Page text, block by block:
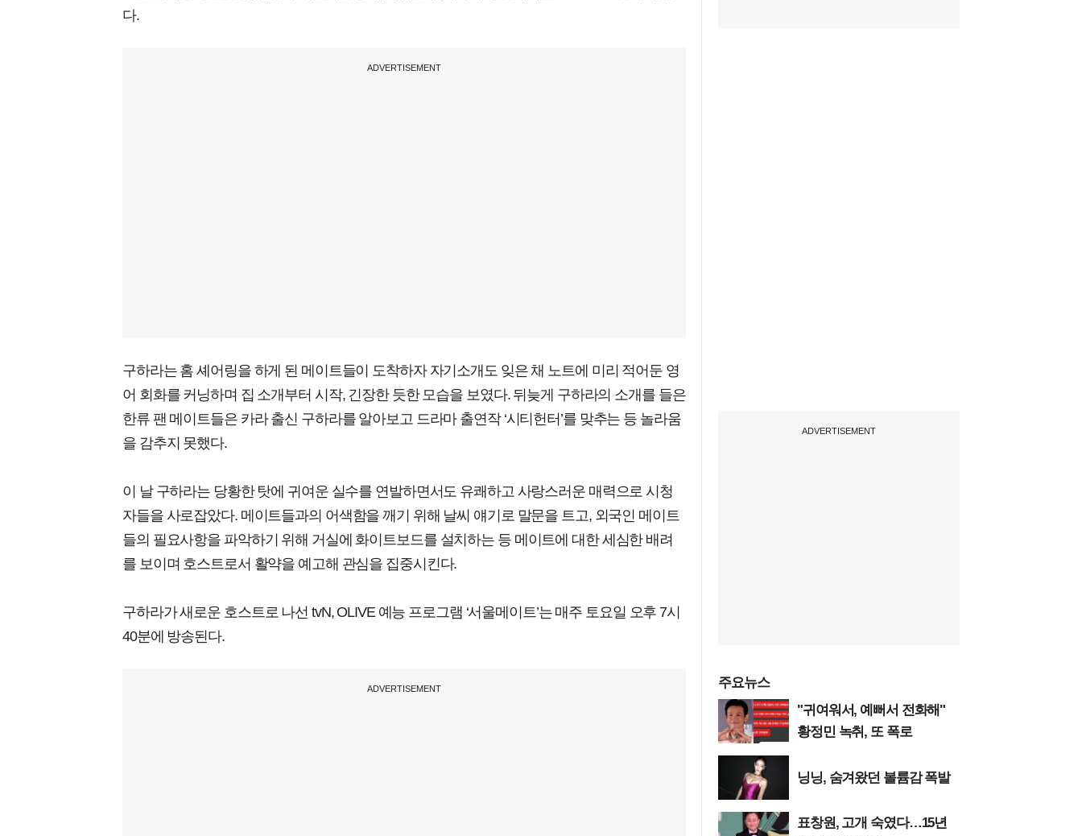
다.
ADVERTISEMENT
구하라는 홈 셰어링을 하게 된 메이트들이 도착하자 자기소개도 잊은 채 노트에 미리 적어둔 영
어 회화를 커닝하며 집 소개부터 시작, 긴장한 듯한 모습을 보였다. 뒤늦게 구하라의 소개를 들은
한류 팬 메이트들은 카라 출신 구하라를 알아보고 드라마 출연작 ‘시티헌터’를 맞추는 등 놀라움
을 감추지 못했다.
이 날 구하라는 당황한 탓에 귀여운 실수를 연발하면서도 유쾌하고 사랑스러운 매력으로 시청
자들을 사로잡았다. 메이트들과의 어색함을 깨기 위해 날씨 얘기로 말문을 트고, 외국인 메이트
들의 필요사항을 파악하기 위해 거실에 화이트보드를 설치하는 등 메이트에 대한 세심한 배려
를 보이며 호스트로서 활약을 예고해 관심을 집중시킨다.
구하라가 새로운 호스트로 나선 tvN, OLIVE 예능 프로그램 ‘서울메이트’는 매주 토요일 오후 7시
40분에 방송된다.
ADVERTISEMENT
ADVERTISEMENT
주요뉴스
"귀여워서, 예뻐서 전화해"
황정민 녹취, 또 폭로
닝닝, 숨겨왔던 볼륨감 폭발
표창원, 고개 숙였다…15년